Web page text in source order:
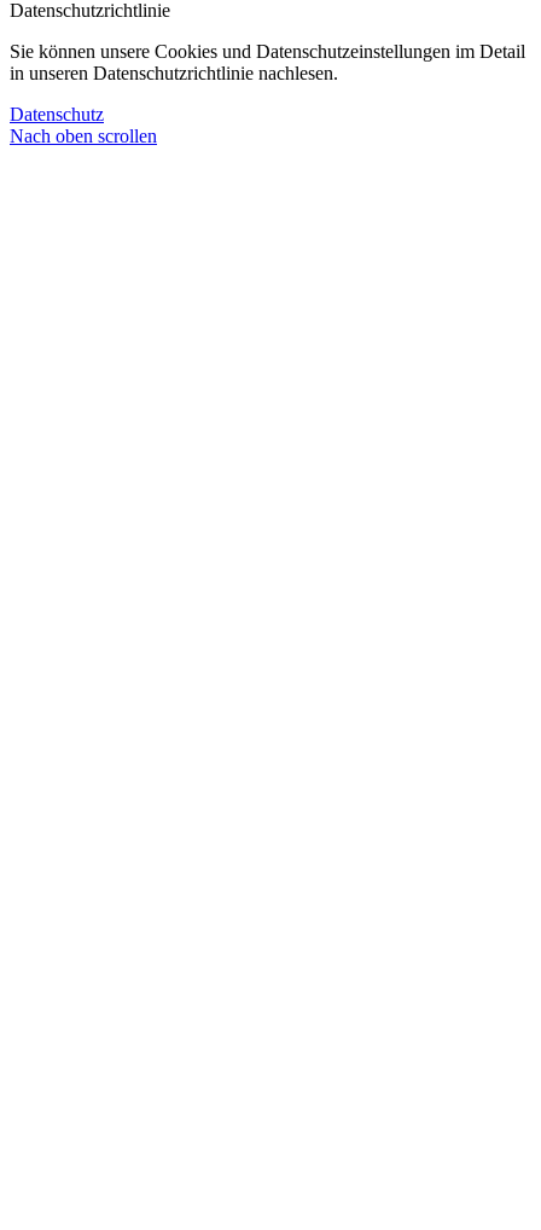
Datenschutzrichtlinie
Sie können unsere Cookies und Datenschutzeinstellungen im Detail
in unseren Datenschutzrichtlinie nachlesen.
Datenschutz
Nach oben scrollen